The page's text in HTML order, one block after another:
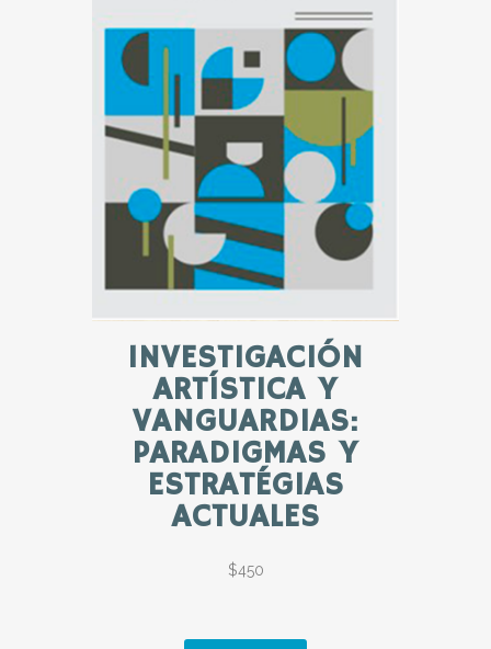
INVESTIGACIÓN
ARTÍSTICA Y
VANGUARDIAS:
PARADIGMAS Y
ESTRATÉGIAS
ACTUALES
$450